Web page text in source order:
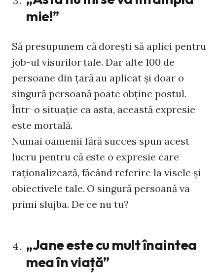
mie!”
Să presupunem că dorești să aplici pentru
job-ul visurilor tale. Dar alte 100 de
persoane din țară au aplicat și doar o
singură persoană poate obține postul.
Într-o situație ca asta, această expresie
este mortală.
Numai oamenii fără succes spun acest
lucru pentru că este o expresie care
raționalizează, făcând referire la visele și
obiectivele tale. O singură persoană va
primi slujba. De ce nu tu?
„Jane este cu mult înaintea
mea în viață”